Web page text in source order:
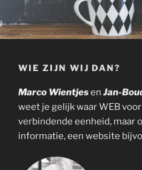
WIE ZIJN WIJ DAN?
Marco Wientjesen Jan-
weet je gelijk waar WEB
verbindende eenheid, maar
informatie, een website